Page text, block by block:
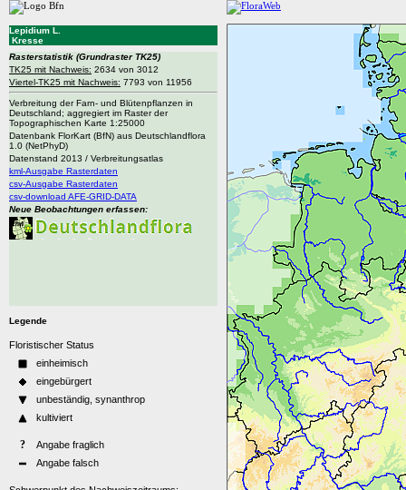
Lepidium L.
Kresse
Rasterstatistik (Grundraster TK25)
TK25 mit Nachweis: 2634 von 3012
Viertel-TK25 mit Nachweis: 7793 von 11956
Verbreitung der Farn- und Blütenpflanzen in
Deutschland; aggregiert im Raster der
Topographischen Karte 1:25000
Datenbank FlorKart (BfN) aus Deutschlandflora
1.0 (NetPhyD)
Datenstand 2013 / Verbreitungsatlas
kml-Ausgabe Rasterdaten
csv-Ausgabe Rasterdaten
csv-download AFE-GRID-DATA
Neue Beobachtungen erfassen:
Legende